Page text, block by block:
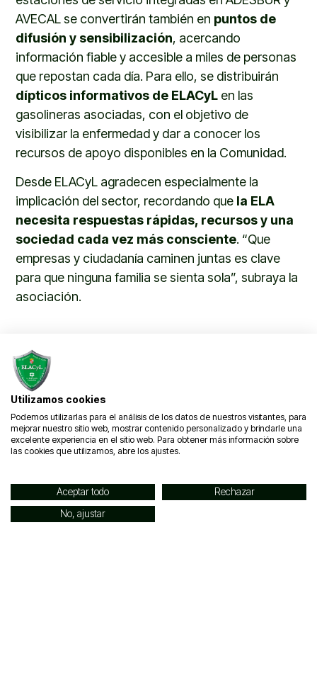
AVECAL se convertirán también en puntos de
difusión y sensibilización, acercando
información fiable y accesible a miles de personas
que repostan cada día. Para ello, se distribuirán
dípticos informativos de ELACyL en las
gasolineras asociadas, con el objetivo de
visibilizar la enfermedad y dar a conocer los
recursos de apoyo disponibles en la Comunidad.
Desde ELACyL agradecen especialmente la
implicación del sector, recordando que la ELA
necesita respuestas rápidas, recursos y una
sociedad cada vez más consciente. “Que
empresas y ciudadanía caminen juntas es clave
para que ninguna familia se sienta sola”, subraya la
asociación.
ANTERIOR
Un
guerrero
jamás
se
947 62
90 45
Utilizamos cookies
Podemos utilizarlas para el análisis de los datos de nuestros visitantes, para
mejorar nuestro sitio web, mostrar contenido personalizado y brindarle una
excelente experiencia en el sitio web. Para obtener más información sobre
las cookies que utilizamos, abre los ajustes.
Aceptar todo
Rechazar
No, ajustar